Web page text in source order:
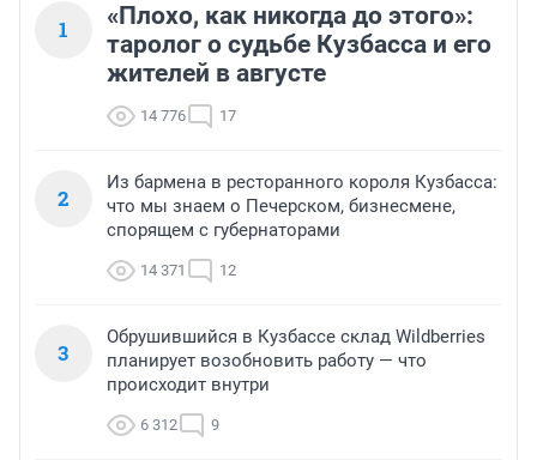
1
«Плохо, как никогда до этого»:
таролог о судьбе Кузбасса и его
жителей в августе
14 776 17
2
Из бармена в ресторанного короля Кузбасса:
что мы знаем о Печерском, бизнесмене,
спорящем с губернаторами
14 371 12
3
Обрушившийся в Кузбассе склад Wildberries
планирует возобновить работу — что
происходит внутри
6 312 9